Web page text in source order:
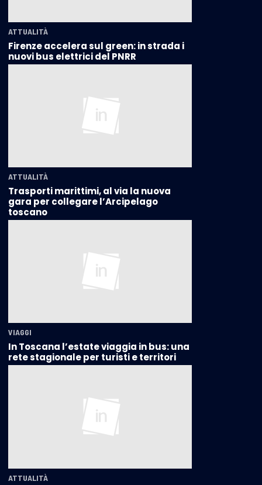
ATTUALITÀ
Firenze accelera sul green: in strada i
nuovi bus elettrici del PNRR
ATTUALITÀ
Trasporti marittimi, al via la nuova
gara per collegare l’Arcipelago
toscano
VIAGGI
In Toscana l’estate viaggia in bus: una
rete stagionale per turisti e territori
ATTUALITÀ